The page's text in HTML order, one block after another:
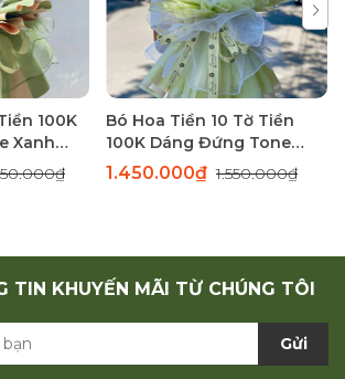
100K
Xanh
Bó Hoa Tiền 10 Tờ Tiền
100K Dáng Đứng Tone
Xanh Thanh Lịch
1.450.000₫1.550.000₫
TIN KHUYẾN MÃI TỪ CHÚNG TÔI
Gửi